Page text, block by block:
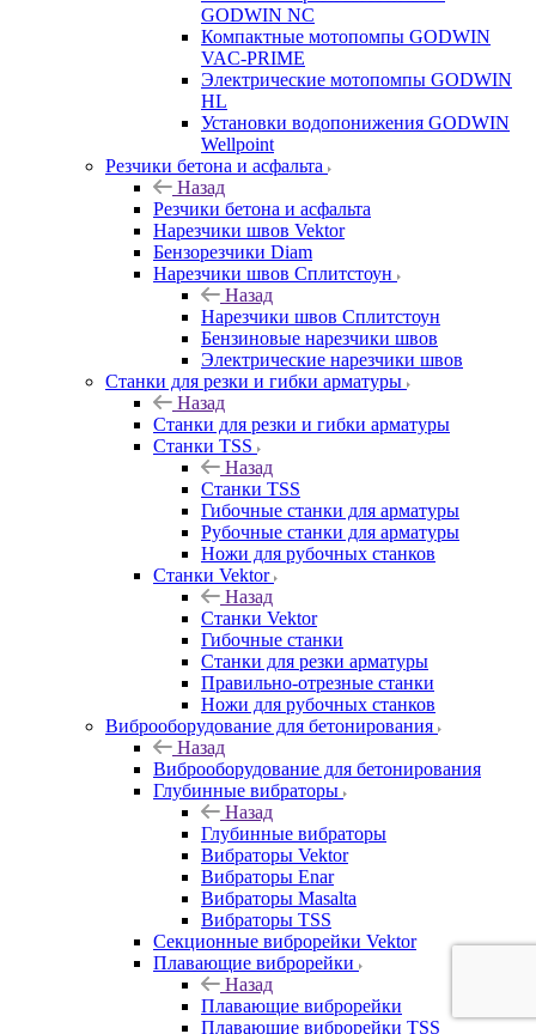
GODWIN NC
Компактные мотопомпы GODWIN
VAC-PRIME
Электрические мотопомпы GODWIN
HL
Установки водопонижения GODWIN
Wellpoint
Резчики бетона и асфальта
Назад
Резчики бетона и асфальта
Нарезчики швов Vektor
Бензорезчики Diam
Нарезчики швов Сплитстоун
Назад
Нарезчики швов Сплитстоун
Бензиновые нарезчики швов
Электрические нарезчики швов
Станки для резки и гибки арматуры
Назад
Станки для резки и гибки арматуры
Станки TSS
Назад
Станки TSS
Гибочные станки для арматуры
Рубочные станки для арматуры
Ножи для рубочных станков
Станки Vektor
Назад
Станки Vektor
Гибочные станки
Станки для резки арматуры
Правильно-отрезные станки
Ножи для рубочных станков
Виброоборудование для бетонирования
Назад
Виброоборудование для бетонирования
Глубинные вибраторы
Назад
Глубинные вибраторы
Вибраторы Vektor
Вибраторы Enar
Вибраторы Masalta
Вибраторы TSS
Секционные виброрейки Vektor
Плавающие виброрейки
Назад
Плавающие виброрейки
Плавающие виброрейки TSS